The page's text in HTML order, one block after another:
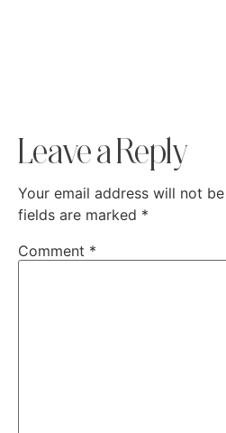
Leave a Reply
Your email address will not
fields are marked *
Comment *